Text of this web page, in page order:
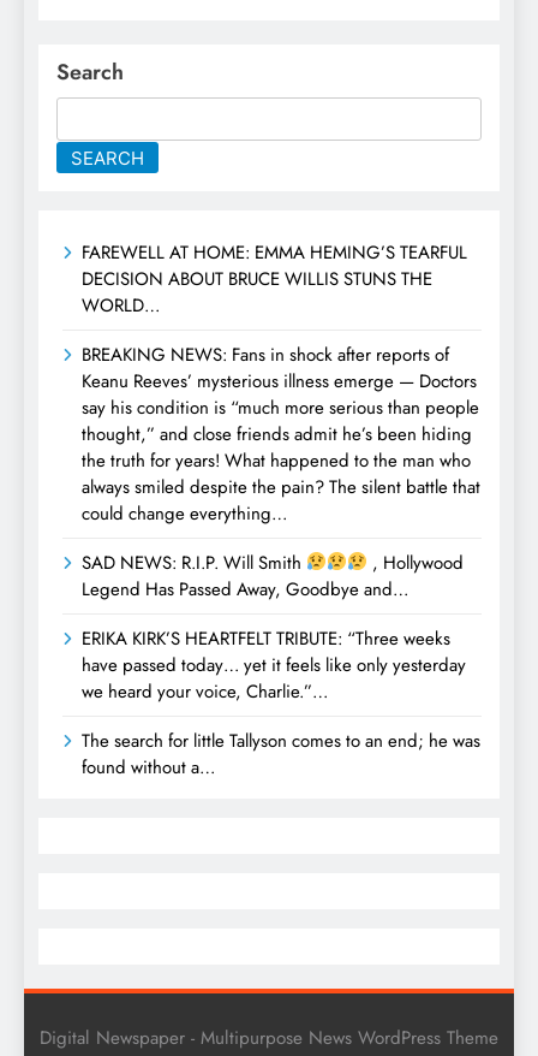
Search
SEARCH
FAREWELL AT HOME: EMMA HEMING’S TEARFUL
DECISION ABOUT BRUCE WILLIS STUNS THE
WORLD…
BREAKING NEWS: Fans in shock after reports of
Keanu Reeves’ mysterious illness emerge — Doctors
say his condition is “much more serious than people
thought,” and close friends admit he’s been hiding
the truth for years! What happened to the man who
always smiled despite the pain? The silent battle that
could change everything…
SAD NEWS: R.I.P. Will Smith
, Hollywood
Legend Has Passed Away, Goodbye and…
ERIKA KIRK’S HEARTFELT TRIBUTE: “Three weeks
have passed today… yet it feels like only yesterday
we heard your voice, Charlie.”…
The search for little Tallyson comes to an end; he was
found without a…
Digital Newspaper - Multipurpose News WordPress Theme